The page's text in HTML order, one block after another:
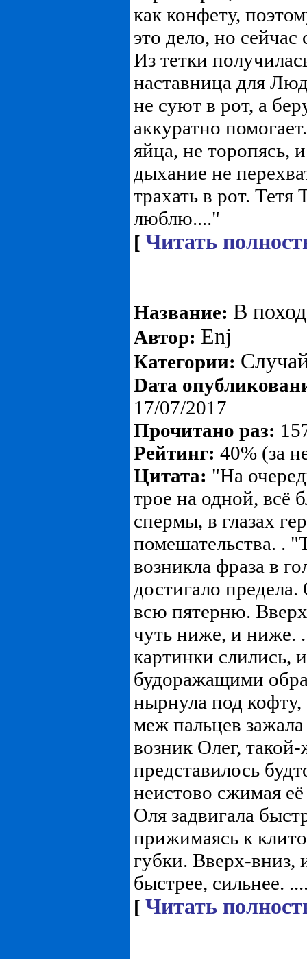
как конфету,
это дело, но сейчас
Из тетки
наставница для
не суют в рот, а
аккуратно
яйца, не торопясь,
дыхание не
трахать в рот. Тетя
люблю...."
[ Читать
Название: В
Автор: Enj
Категории:
Dата
17/07/2017
Прочитано раз:
Рейтинг: 40% (за
Цитата: "На
трое на одной, всё
спермы, в глазах
помешательства. .
возникла фраза в
достигало
всю пятерню.
чуть ниже, и ниже. .
картинки слились,
будоражащими
нырнула под кофту,
меж пальцев
возник Олег,
представилось
неистово сжимая
Оля задвигала
прижимаясь к
губки. Вверх-вниз,
быстрее, сильнее.
[ Читать